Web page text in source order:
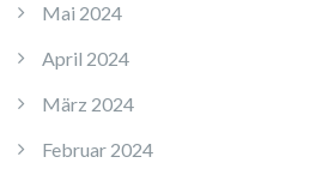
Mai 2024
April 2024
März 2024
Februar 2024